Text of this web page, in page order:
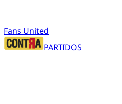
Fans United
PARTIDOS